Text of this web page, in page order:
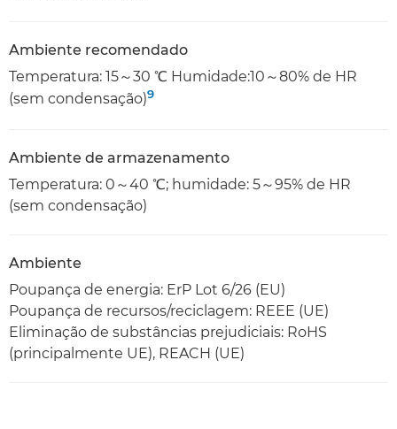
Ambiente recomendado
Temperatura: 15～30 ℃ Humidade:10～80% de HR
(sem condensação)9
Ambiente de armazenamento
Temperatura: 0～40 ℃; humidade: 5～95% de HR
(sem condensação)
Ambiente
Poupança de energia: ErP Lot 6/26 (EU)
Poupança de recursos/reciclagem: REEE (UE)
Eliminação de substâncias prejudiciais: RoHS
(principalmente UE), REACH (UE)